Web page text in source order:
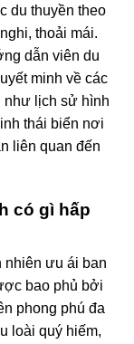
du thuyền theo
thoải mái.
dẫn viên du
minh về các
như lịch sử hình
thái biển nơi
liên quan đến
có gì hấp
nhiên ưu ái ban
bao phủ bởi
phong phú đa
loài quý hiếm,